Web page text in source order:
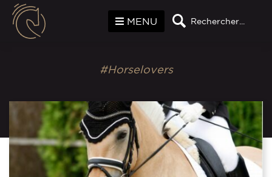
Rechercher...
MENU
#Horselovers
Panneau de gestion des cookies